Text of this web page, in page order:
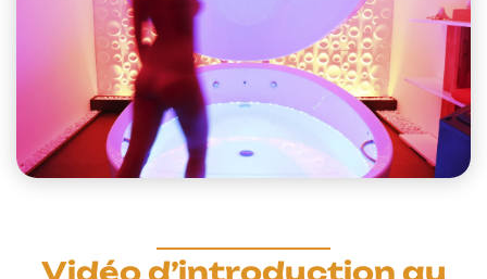
Vidéo d’introduction au